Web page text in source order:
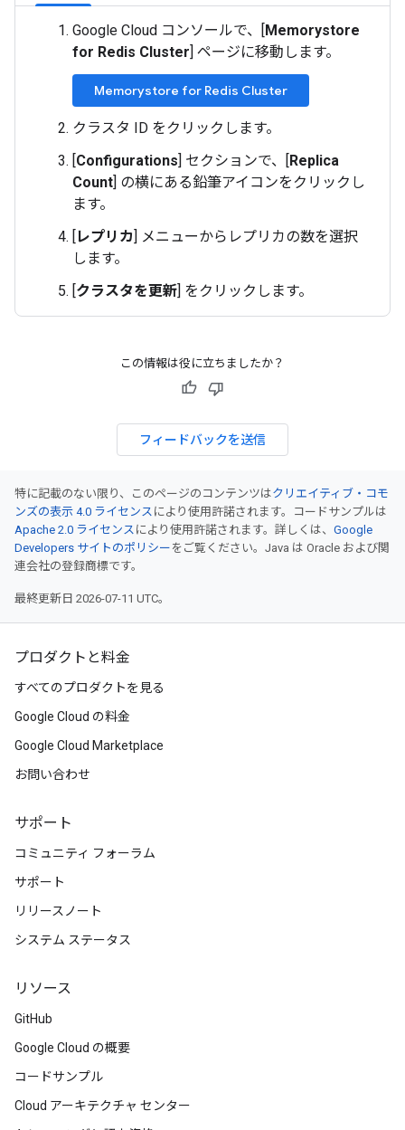
Google Cloud コンソールで、[Memorystore
for Redis Cluster] ページに移動します。
Memorystore for Redis Cluster
クラスタ ID をクリックします。
[Configurations] セクションで、[Replica
Count] の横にある鉛筆アイコンをクリックし
ます。
[レプリカ] メニューからレプリカの数を選択
します。
[クラスタを更新] をクリックします。
この情報は役に立ちましたか？
フィードバックを送信
特に記載のない限り、このページのコンテンツはクリエイティブ・コモ
ンズの表示 4.0 ライセンス により使用許諾されます。コードサンプルは
Apache 2.0 ライセンス により使用許諾されます。詳しくは、 Google
Developers サイトのポリシー をご覧ください。Java は Oracle および関
連会社の登録商標です。
最終更新日 2026-07-11 UTC。
プロダクトと料金
すべてのプロダクトを見る
Google Cloud の料金
Google Cloud Marketplace
お問い合わせ
サポート
コミュニティ フォーラム
サポート
リリースノート
システム ステータス
リソース
GitHub
Google Cloud の概要
コードサンプル
Cloud アーキテクチャ センター